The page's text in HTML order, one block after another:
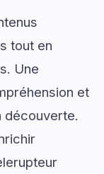
tout en
Une
et
découverte.